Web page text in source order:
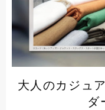
大人のカジュ
ダ